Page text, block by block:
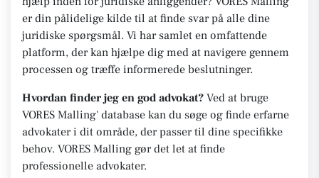
er din pålidelige kilde til at finde svar på alle dine
juridiske spørgsmål. Vi har samlet en omfattende
platform, der kan hjælpe dig med at navigere gennem
processen og træffe informerede beslutninger.
Hvordan finder jeg en god advokat? Ved at bruge
VORES Malling' database kan du søge og finde erfarne
advokater i dit område, der passer til dine specifikke
behov. VORES Malling gør det let at finde
professionelle advokater.